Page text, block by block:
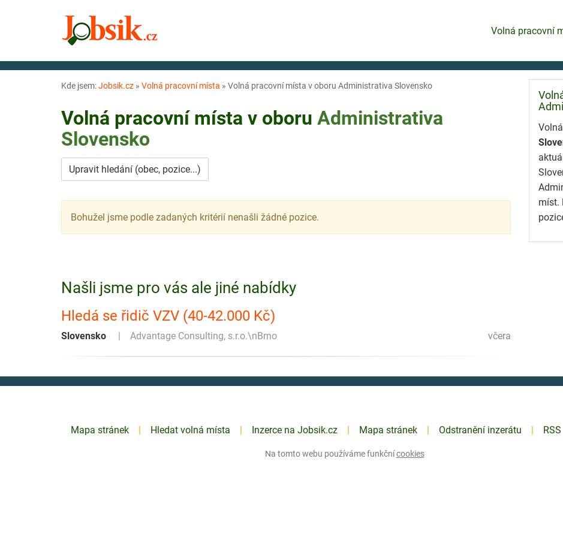
Volná pracovní
Kde jsem:Jobsik.cz » Volná pracovní místa » Volná pracovní místa v oboru Administrativa Slovensko
Volná pracovní místa v oboru Administrativa
Slovensko
Upravit hledání (obec, pozice...)
Bohužel jsme podle zadaných kritérií nenašli žádné pozice.
Našli jsme pro vás ale jiné nabídky
Hledá se řidič VZV (40-42.000 Kč)
včera
Slovensko Advantage Consulting, s.r.o.\nBrno
míst.
Mapa stránek Hledat volná místa Inzerce na Jobsik.cz Mapa stránek Odstranění inzerátu RSS
Na tomto webu používáme funkčnícookies